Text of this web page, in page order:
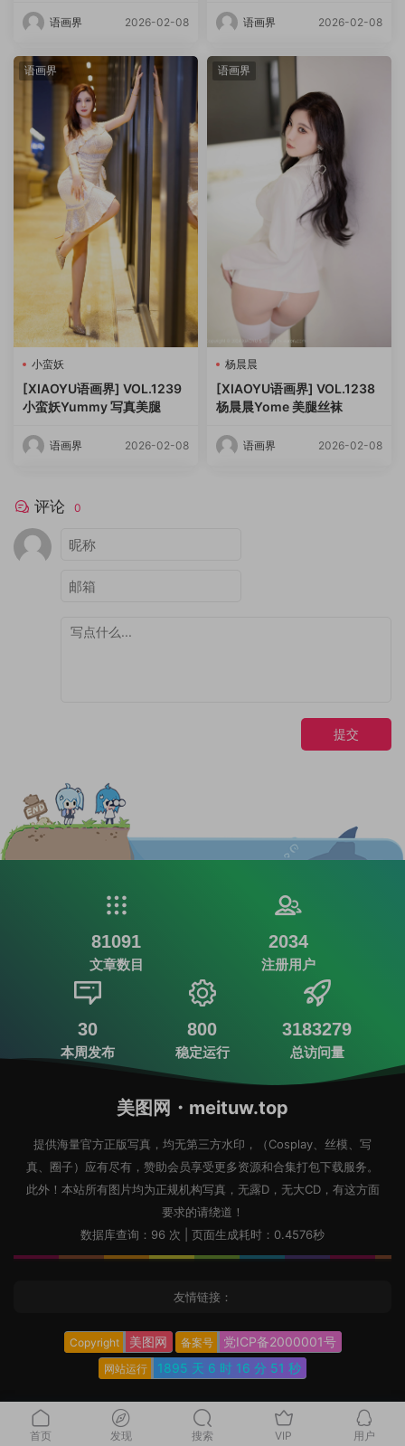
语画界 2026-02-08 语画界 2026-02-08
语画界
小蛮妖
[XIAOYU语画界] VOL.1239
小蛮妖Yummy 写真美腿
语画界 2026-02-08
语画界
杨晨晨
[XIAOYU语画界] VOL.1238
杨晨晨Yome 美腿丝袜
语画界 2026-02-08
评论 0
提交
81091
文章数目
2034
注册用户
30
本周发布
800
稳定运行
3183279
总访问量
美图网・meituw.top
提供海量官方正版写真，均无第三方水印，（Cosplay、丝模、写
真、圈子）应有尽有，赞助会员享受更多资源和合集打包下载服务。
此外！本站所有图片均为正规机构写真，无露D，无大CD，有这方面
要求的请绕道！
数据库查询：96 次 | 页面生成耗时：0.4576秒
友情链接：
Copyright 美图网 备案号 党ICP备2000001号
网站运行 1895 天 6 时 16 分 52 秒
首页 发现 搜索 VIP 用户